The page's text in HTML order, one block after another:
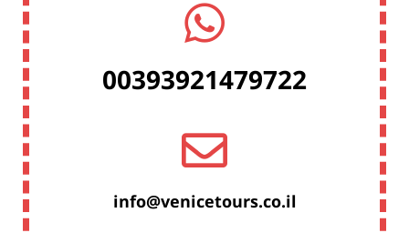
00393921479722
info@venicetours.co.il